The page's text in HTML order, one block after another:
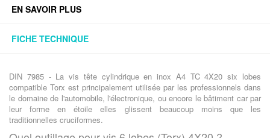
EN SAVOIR PLUS
FICHE TECHNIQUE
DIN 7985 - La vis tête cylindrique en inox A4 TC 4X20 six lobes
compatible Torx est principalement utilisée par les professionnels dans
le domaine de l'automobile, l'électronique, ou encore le bâtiment car par
leur forme en étoile elles glissent beaucoup moins que les
traditionnelles cruciformes.